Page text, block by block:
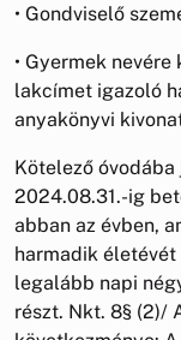
• Gondviselő
• Gyermek
lakcímet igazoló
anyakönyvi
Kötelező
2024.08.31.-ig
abban az évben,
harmadik
legalább napi
részt. Nkt. 8§ (2)/